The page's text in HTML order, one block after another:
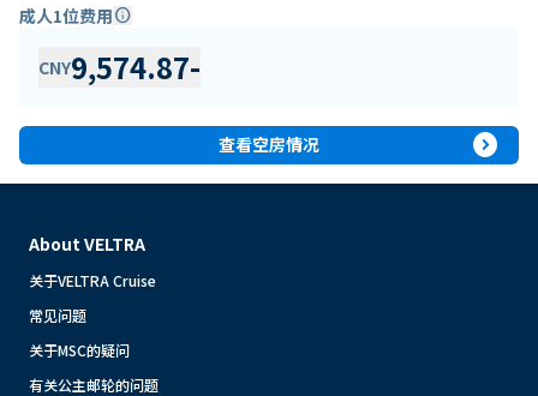
成人1位费用info
CNY9,574.87-
查看空房情况 expand_circle_right
About VELTRA
关于VELTRA Cruise
常见问题
关于MSC的疑问
有关公主邮轮的问题